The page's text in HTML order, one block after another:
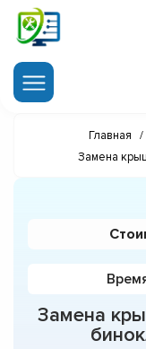
Главная /
Замена
Замена